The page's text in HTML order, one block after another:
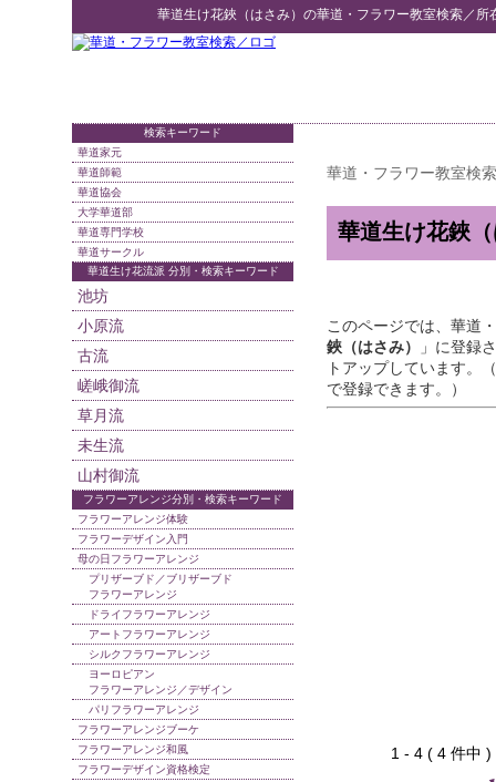
華道生け花鋏（はさみ） の華道・フラワー教室検索／所
華道・フラワー教室検索
華道生け花鋏
このページでは、華道
鋏（はさみ）
」に登録
トアップしています。
で登録できます。）
1 - 4 ( 4 件
検索キーワード
華道家元
華道師範
華道協会
大学華道部
華道専門学校
華道サークル
華道生け花流派 分別・検索キーワード
池坊
小原流
古流
嵯峨御流
草月流
未生流
山村御流
フラワーアレンジ分別・検索キーワード
フラワーアレンジ体験
フラワーデザイン入門
母の日フラワーアレンジ
プリザーブド／ブリザーブド
フラワーアレンジ
ドライフラワーアレンジ
アートフラワーアレンジ
シルクフラワーアレンジ
ヨーロピアン
フラワーアレンジ／デザイン
パリフラワーアレンジ
フラワーアレンジブーケ
フラワーアレンジ和風
フラワーデザイン資格検定